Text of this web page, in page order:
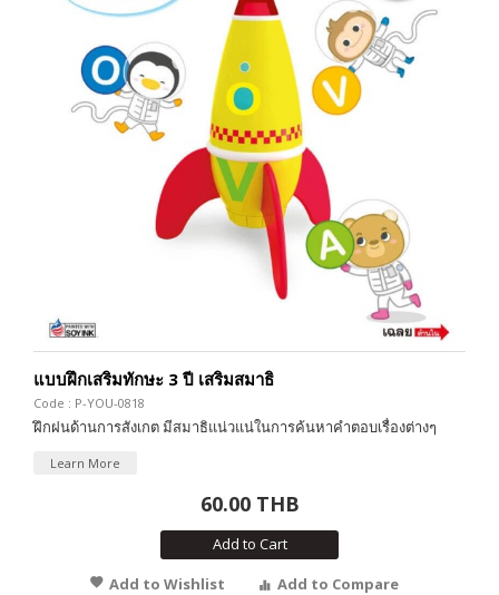
แบบฝึกเสริมทักษะ 3 ปี เสริมสมาธิ
Code : P-YOU-0818
ฝึกฝนด้านการสังเกต มีสมาธิแน่วแน่ในการค้นหาคำตอบเรื่องต่างๆ
Learn More
60.00 THB
Add to Cart
Add to Wishlist
Add to Compare